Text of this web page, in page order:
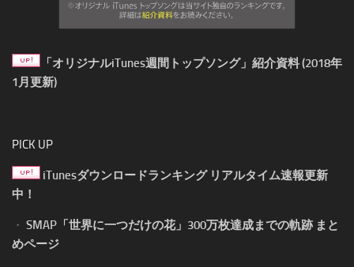
「オリジナルiTunes週間トップソング」紹介資料 (2018年
1月更新)
PICK UP
iTunesダウンロードランキング リアルタイム速報更新
中！
・ SMAP「世界に一つだけの花」300万枚達成までの軌跡 まと
めページ